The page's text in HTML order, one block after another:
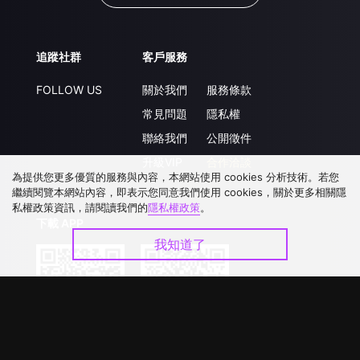
追蹤社群
FOLLOW US
客戶服務
關於我們
常見問題
聯絡我們
服務條款
隱私權
公開徵件
為提供您更多優質的服務與內容，本網站使用 cookies 分析技術。若您
繼續閱覽本網站內容，即表示您同意我們使用 cookies，關於更多相關隱
私權政策資訊，請閱讀我們的隱私權政策。
我知道了